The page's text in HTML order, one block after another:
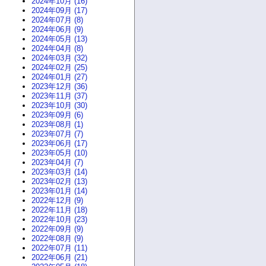
2024年09月 (17)
2024年07月 (8)
2024年06月 (9)
2024年05月 (13)
2024年04月 (8)
2024年03月 (32)
2024年02月 (25)
2024年01月 (27)
2023年12月 (36)
2023年11月 (37)
2023年10月 (30)
2023年09月 (6)
2023年08月 (1)
2023年07月 (7)
2023年06月 (17)
2023年05月 (10)
2023年04月 (7)
2023年03月 (14)
2023年02月 (13)
2023年01月 (14)
2022年12月 (9)
2022年11月 (18)
2022年10月 (23)
2022年09月 (9)
2022年08月 (9)
2022年07月 (11)
2022年06月 (21)